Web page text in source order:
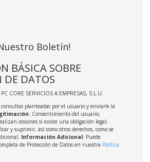
Boletín!
BÁSICA SOBRE
DE DATOS
CORE SERVICIOS A EMPRESAS, S.L.U.
consultas planteadas por el usuario y enviarle la
: Consentimiento del usuario;
cesiones si existe una obligación legal;
y suprimir, así como otros derechos, como se
Información Adicional: Puede
de Protección de Datos en nuestra Política